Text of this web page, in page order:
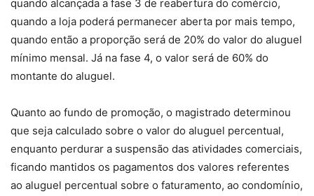
quando alcançada a fase 3 de reabertura do comércio,
quando a loja poderá permanecer aberta por mais tempo,
quando então a proporção será de 20% do valor do aluguel
mínimo mensal. Já na fase 4, o valor será de 60% do
montante do aluguel.
Quanto ao fundo de promoção, o magistrado determinou
que seja calculado sobre o valor do aluguel percentual,
enquanto perdurar a suspensão das atividades comerciais,
ficando mantidos os pagamentos dos valores referentes
ao aluguel percentual sobre o faturamento, ao condomínio,